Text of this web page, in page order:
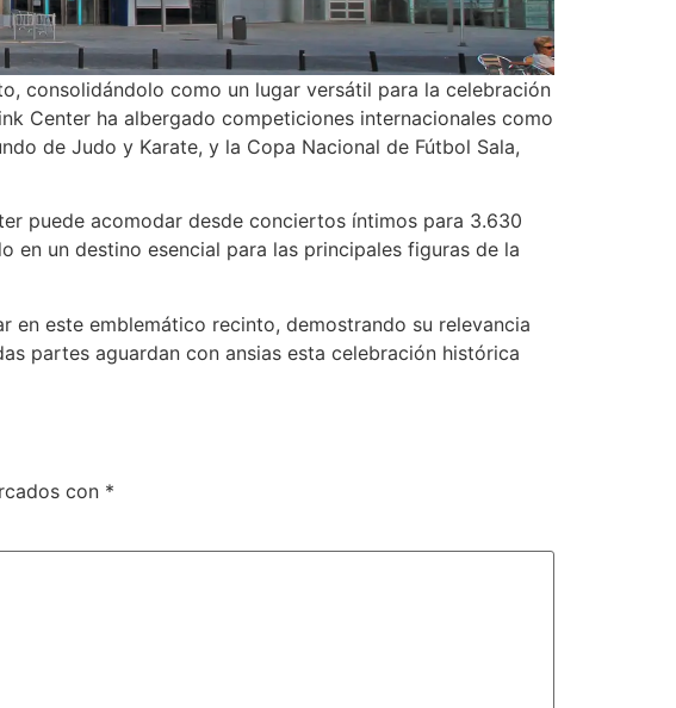
consolidándolo como un lugar versátil para la celebración
Center ha albergado competiciones internacionales como
de Judo y Karate, y la Copa Nacional de Fútbol Sala,
puede acomodar desde conciertos íntimos para 3.630
en un destino esencial para las principales figuras de la
en este emblemático recinto, demostrando su relevancia
partes aguardan con ansias esta celebración histórica
con *